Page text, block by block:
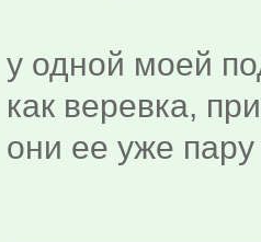
у одной моей
как веревка,
они ее уже